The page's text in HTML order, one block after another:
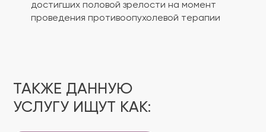
достигших половой зрелости на момент
проведения противоопухолевой терапии
ТАКЖЕ ДАННУЮ
УСЛУГУ ИЩУТ КАК: